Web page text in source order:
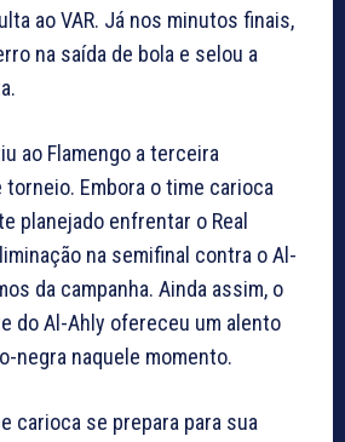
ao VAR. Já nos minutos finais,
na saída de bola e selou a
ao Flamengo a terceira
Embora o time carioca
planejado enfrentar o Real
na semifinal contra o Al-
da campanha. Ainda assim, o
do Al-Ahly ofereceu um alento
negra naquele momento.
carioca se prepara para sua